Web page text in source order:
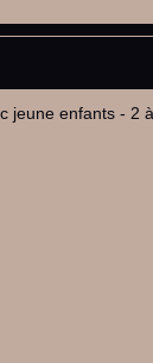
jeune enfants - 2